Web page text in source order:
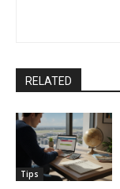
RELATED
Tips